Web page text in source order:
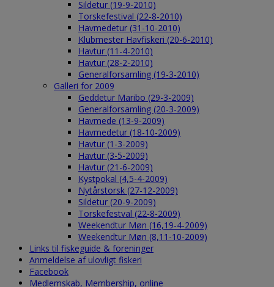
Sildetur (19-9-2010)
Torskefestival (22-8-2010)
Havmedetur (31-10-2010)
Klubmester Havfiskeri (20-6-2010)
Havtur (11-4-2010)
Havtur (28-2-2010)
Generalforsamling (19-3-2010)
Galleri for 2009
Geddetur Maribo (29-3-2009)
Generalforsamling (20-3-2009)
Havmede (13-9-2009)
Havmedetur (18-10-2009)
Havtur (1-3-2009)
Havtur (3-5-2009)
Havtur (21-6-2009)
Kystpokal (4,5-4-2009)
Nytårstorsk (27-12-2009)
Sildetur (20-9-2009)
Torskefestval (22-8-2009)
Weekendtur Møn (16,19-4-2009)
Weekendtur Møn (8,11-10-2009)
Links til fiskeguide & foreninger
Anmeldelse af ulovligt fiskeri
Facebook
Medlemskab, Membership, online